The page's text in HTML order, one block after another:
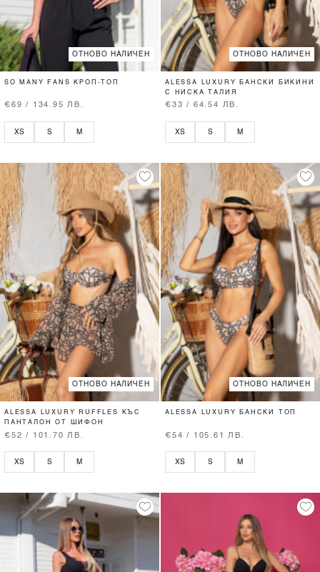
ОТНОВО НАЛИЧЕН
SO MANY FANS КРОП-ТОП
€69 / 134.95 ЛВ.
XS S M
ОТНОВО НАЛИЧЕН
ALESSA LUXURY БАНСКИ БИКИНИ
С НИСКА ТАЛИЯ
€33 / 64.54 ЛВ.
XS S M
ОТНОВО НАЛИЧЕН
ALESSA LUXURY RUFFLES КЪС
ПАНТАЛОН ОТ ШИФОН
€52 / 101.70 ЛВ.
XS S M
ОТНОВО НАЛИЧЕН
ALESSA LUXURY БАНСКИ ТОП
€54 / 105.61 ЛВ.
XS S M